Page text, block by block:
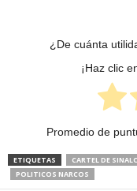
¿De cuánta
¡Haz clic
Promedio de
ETIQUETAS CARTEL DE
POLITICOS NARCOS